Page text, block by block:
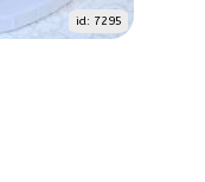
id: 7295